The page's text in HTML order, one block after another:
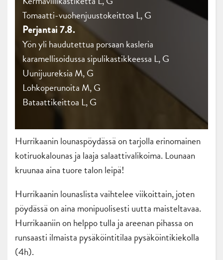
Tomaatti-vuohenjuustokeittoa L, G
Perjantai 7.8.
Yön yli haudutettua porsaan kasleria
karamellisoidussa sipulikastikkeessa L, G
Uunijuureksia M, G
Lohkoperunoita M, G
Bataattikeittoa L, G
Hurrikaanin lounaspöydässä on tarjolla erinomainen
kotiruokalounas ja laaja salaattivalikoima. Lounaan
kruunaa aina tuore talon leipä!
Hurrikaanin lounaslista vaihtelee viikoittain, joten
pöydässä on aina monipuolisesti uutta maisteltavaa.
Hurrikaaniin on helppo tulla ja areenan pihassa on
runsaasti ilmaista pysäköintitilaa pysäköintikiekolla
(4h).